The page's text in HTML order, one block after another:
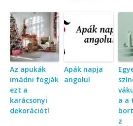
Az apukák
imádni fogják
ezt a
karácsonyi
dekorációt!
Apák napja
angolul
a a
z